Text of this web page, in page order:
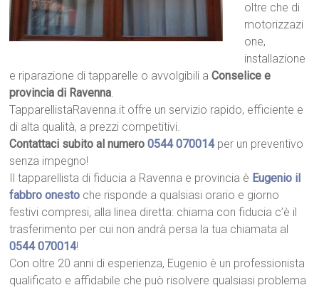
oltre che di
motorizzazi
one,
installazione
e riparazione di tapparelle o avvolgibili aConselice e
provincia di Ravenna.
TapparellistaRavenna.it offre un servizio rapido, efficiente e
di alta qualità, a prezzi competitivi.
Contattaci subito al numero0544 070014per un preventivo
senza impegno!
Il tapparellista di fiducia a Ravenna e provincia è Eugenio il
fabbro onesto che risponde a qualsiasi orario e giorno
festivi compresi, alla linea diretta: chiama con fiducia c’è il
trasferimento per cui non andrà persa la tua chiamata al
0544 070014!
Con oltre 20 anni di esperienza, Eugenio è un professionista
qualificato e affidabile che può risolvere qualsiasi problema